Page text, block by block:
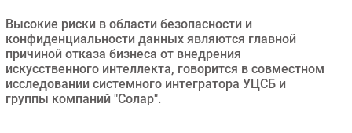
Безопасность
Инновации
CIO/Управление ИТ
Гаджеты
Высокие риски в области безопасности и
конфиденциальности данных являются главной
причиной отказа бизнеса от внедрения
искусственного интеллекта, говорится в совместном
исследовании системного интегратора УЦСБ и
группы компаний "Солар".